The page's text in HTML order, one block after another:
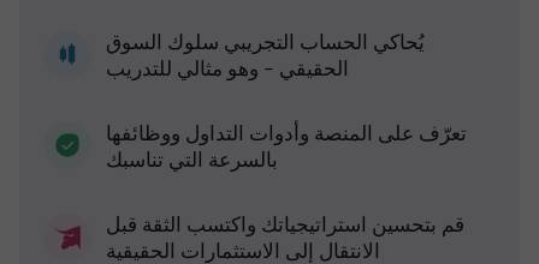
يُحاكي الحساب التجريبي سلوك السوق
الحقيقي - وهو مثالي للتدريب
تعرّف على المنصة وأدوات التداول ووظائفها
بالسرعة التي تناسبك
قم بتحسين استراتيجياتك واكتسب الثقة قبل
الانتقال إلى الاستثمارات الحقيقية